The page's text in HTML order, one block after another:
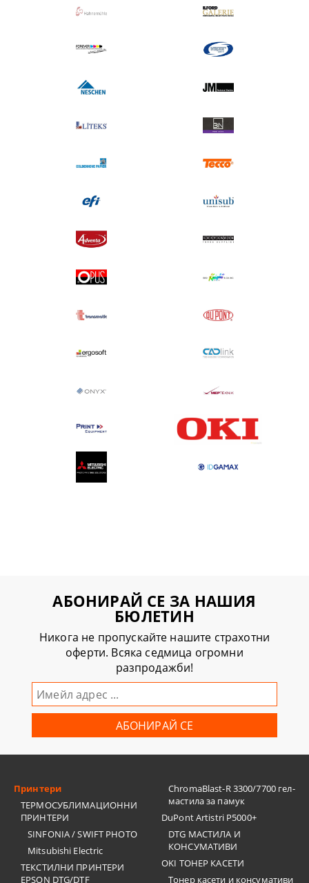
АБОНИРАЙ СЕ ЗА НАШИЯ
БЮЛЕТИН
Никога не пропускайте нашите страхотни
оферти. Всяка седмица огромни
разпродажби!
Принтери
ТЕРМОСУБЛИМАЦИОННИ
ПРИНТЕРИ
SINFONIA / SWIFT PHOTO
Mitsubishi Electric
ТЕКСТИЛНИ ПРИНТЕРИ
EPSON DTG/DTF
ChromaBlast-R 3300/7700 гел-
мастила за памук
DuPont Artistri P5000+
DTG МАСТИЛА И
КОНСУМАТИВИ
OKI ТОНЕР КАСЕТИ
Тонер касети и консумативи